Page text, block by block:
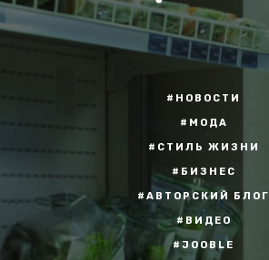
#НОВОСТИ
#МОДА
#СТИЛЬ ЖИЗНИ
#БИЗНЕС
#АВТОРСКИЙ БЛОГ
#ВИДЕО
#JOOBLE